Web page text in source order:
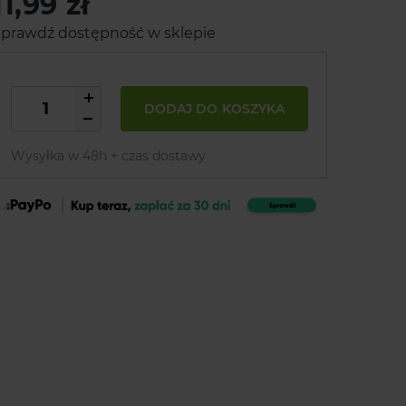
dostępność w sklepie
DODAJ DO KOSZYKA
Wysyłka w 48h + czas dostawy